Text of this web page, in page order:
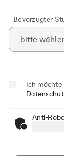
Bevorzugter
Ich
Anti-